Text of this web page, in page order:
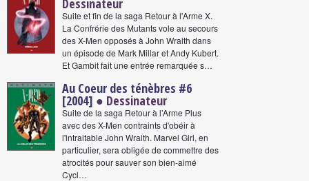
Dessinateur
Suite et fin de la saga Retour à l'Arme X.
La Confrérie des Mutants vole au secours
des X-Men opposés à John Wraith dans
un épisode de Mark Millar et Andy Kubert.
Et Gambit fait une entrée remarquée s…
Au Coeur des ténèbres #6
[2004] ● Dessinateur
Suite de la saga Retour à l’Arme Plus
avec des X-Men contraints d'obéir à
l'intraitable John Wraith. Marvel Girl, en
particulier, sera obligée de commettre des
atrocités pour sauver son bien-aimé
Cycl…